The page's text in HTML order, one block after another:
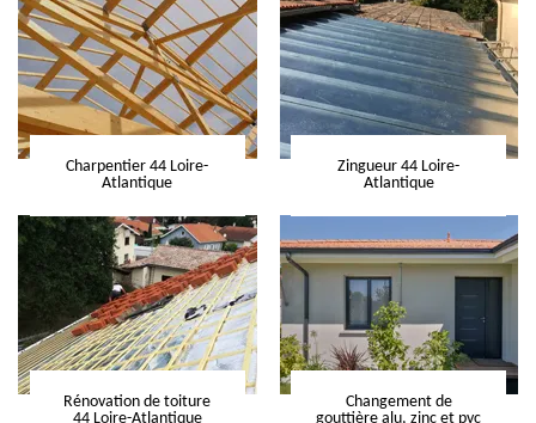
Charpentier 44 Loire-
Atlantique
Zingueur 44 Loire-
Atlantique
Rénovation de toiture
44 Loire-Atlantique
Changement de
gouttière alu, zinc et pvc